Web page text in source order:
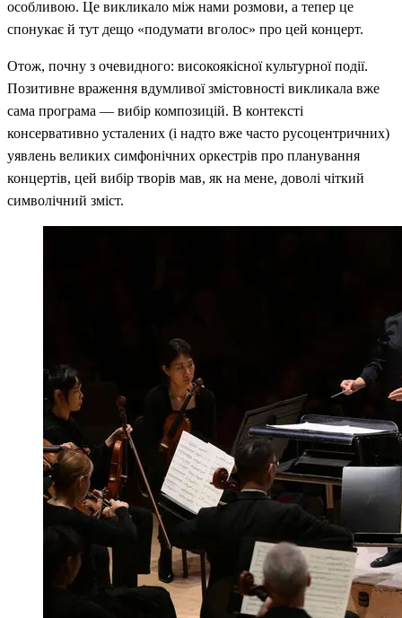
особливою. Це викликало між нами розмови, а тепер це
спонукає й тут дещо «подумати вголос» про цей концерт.
Отож, почну з очевидного: високоякісної культурної події.
Позитивне враження вдумливої змістовності викликала вже
сама програма — вибір композицій. В контексті
консервативно усталених (і надто вже часто русоцентричних)
уявлень великих симфонічних оркестрів про планування
концертів, цей вибір творів мав, як на мене, доволі чіткий
символічний зміст.